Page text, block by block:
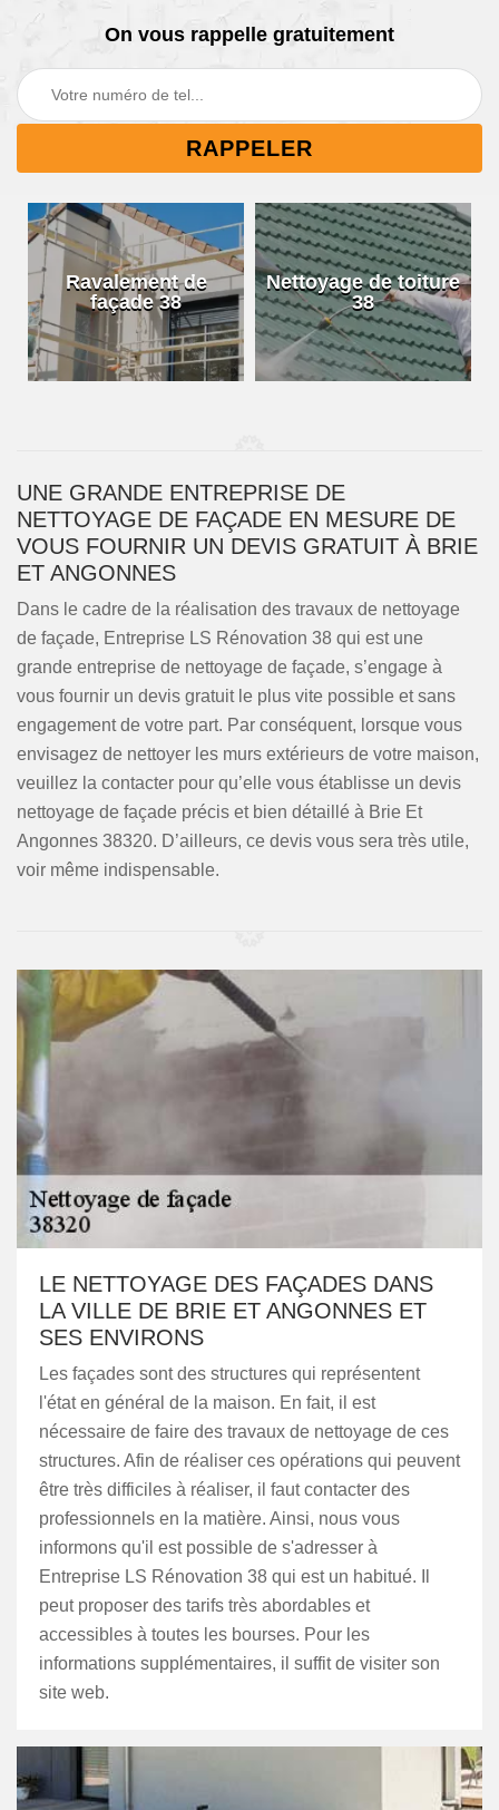
On vous rappelle gratuitement
Ravalement de
façade 38
Nettoyage de toiture
38
UNE GRANDE ENTREPRISE DE
NETTOYAGE DE FAÇADE EN MESURE DE
VOUS FOURNIR UN DEVIS GRATUIT À BRIE
ET ANGONNES
Dans le cadre de la réalisation des travaux de nettoyage
de façade, Entreprise LS Rénovation 38 qui est une
grande entreprise de nettoyage de façade, s’engage à
vous fournir un devis gratuit le plus vite possible et sans
engagement de votre part. Par conséquent, lorsque vous
envisagez de nettoyer les murs extérieurs de votre maison,
veuillez la contacter pour qu’elle vous établisse un devis
nettoyage de façade précis et bien détaillé à Brie Et
Angonnes 38320. D’ailleurs, ce devis vous sera très utile,
voir même indispensable.
LE NETTOYAGE DES FAÇADES DANS
LA VILLE DE BRIE ET ANGONNES ET
SES ENVIRONS
Les façades sont des structures qui représentent
l'état en général de la maison. En fait, il est
nécessaire de faire des travaux de nettoyage de ces
structures. Afin de réaliser ces opérations qui peuvent
être très difficiles à réaliser, il faut contacter des
professionnels en la matière. Ainsi, nous vous
informons qu'il est possible de s'adresser à
Entreprise LS Rénovation 38 qui est un habitué. Il
peut proposer des tarifs très abordables et
accessibles à toutes les bourses. Pour les
informations supplémentaires, il suffit de visiter son
site web.